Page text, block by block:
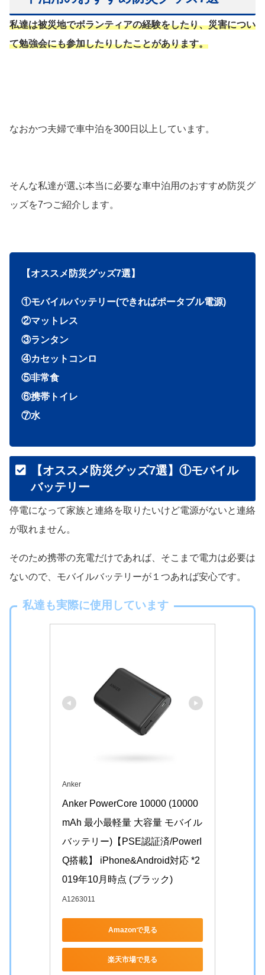
私達は被災地でボランティアの経験をしたり、災害につい
て勉強会にも参加したりしたことがあります。
なおかつ夫婦で車中泊を300日以上しています。
そんな私達が選ぶ本当に必要な車中泊用のおすすめ防災グ
ッズを7つご紹介します。
【オススメ防災グッズ7選】
①モバイルバッテリー(できればポータブル電源)
②マットレス
③ランタン
④カセットコンロ
⑤非常食
⑥携帯トイレ
⑦水
【オススメ防災グッズ7選】①モバイル
バッテリー
停電になって家族と連絡を取りたいけど電源がないと連絡
が取れません。
そのため携帯の充電だけであれば、そこまで電力は必要は
ないので、モバイルバッテリーが１つあれば安心です。
私達も実際に使用しています
Anker
Anker PowerCore 10000 (10000
mAh 最小最軽量 大容量 モバイル
バッテリー)【PSE認証済/PowerI
Q搭載】 iPhone&Android対応 *2
019年10月時点 (ブラック)
A1263011
Amazonで見る
楽天市場で見る